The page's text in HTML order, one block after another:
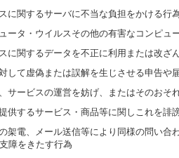
に関するサーバに不当な負担をかける行
ータ・ウイルスその他の有害なコンピ
に関するデータを不正に利用または改ざ
して虚偽または誤解を生じさせる申告や
サービスの運営を妨げ、またはそのおそ
供するサービス・商品等に関しこれを誹
架電、メール送信等により同様の問い
障をきたす行為